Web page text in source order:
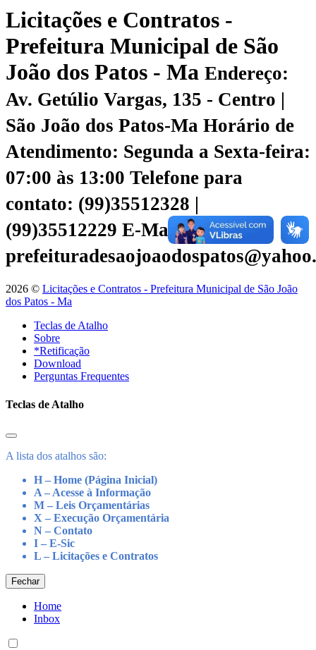
Licitações e Contratos -
Prefeitura Municipal de São
João dos Patos - Ma Endereço:
Av. Getúlio Vargas, 135 - Centro |
São João dos Patos-Ma Horário de
Atendimento: Segunda a Sexta-feira:
07:00 às 13:00 Telefone para
contato: (99)35512328 |
(99)35512229 E-Mail:
2026 © Licitações e Contratos - Prefeitura Municipal de São João
dos Patos - Ma
Teclas de Atalho
Sobre
*Retificação
Download
Perguntas Frequentes
Teclas de Atalho
A lista dos atalhos são:
H – Home (Página Inicial)
A – Acesse à Informação
M – Leis Orçamentárias
X – Execução Orçamentária
N – Contato
I – E-Sic
L – Licitações e Contratos
Fechar
Home
Inbox